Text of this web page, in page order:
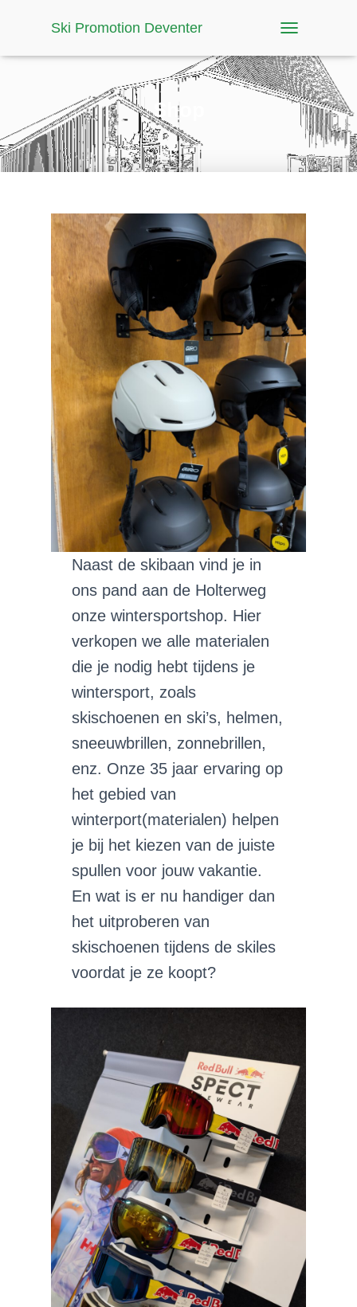
Ski Promotion Deventer
O
G
G
L
V
O
Shop
Naast de skibaan vind je in
ons pand aan de Holterweg
onze wintersportshop. Hier
verkopen we alle materialen
die je nodig hebt tijdens je
wintersport, zoals
skischoenen en ski’s, helmen,
sneeuwbrillen, zonnebrillen,
enz. Onze 35 jaar ervaring op
het gebied van
winterport(materialen) helpen
je bij het kiezen van de juiste
spullen voor jouw vakantie.
En wat is er nu handiger dan
het uitproberen van
skischoenen tijdens de skiles
voordat je ze koopt?